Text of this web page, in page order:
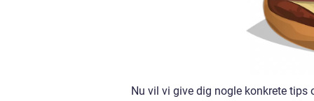
Nu vil vi give dig nogle konkrete